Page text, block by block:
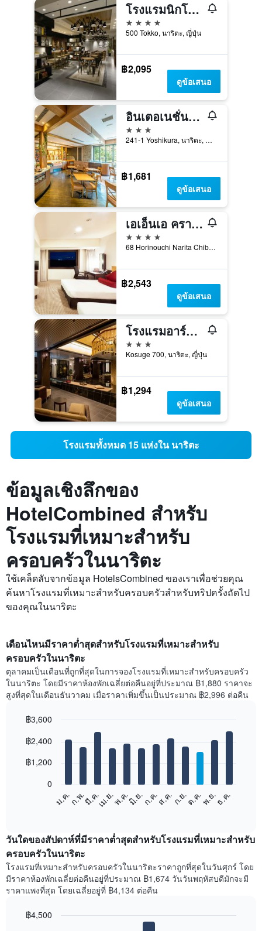
โรงแรมนิกโกะ นาริตะ
4 ดาว
500 Tokko, นาริตะ, ญี่ปุ่น
฿2,095
ดูข้อเสนอ
อินเตอเนชั่นแนล การ์เด้น โฮเท็ลนาริตะ
3 ดาว
241-1 Yoshikura, นาริตะ, ญี่ปุ่น
฿1,681
ดูข้อเสนอ
เอเอ็นเอ คราวน์พลาซ่า นาริตะ
4 ดาว
68 Horinouchi Narita Chiba, นาริตะ, ญี่ปุ่น
฿2,543
ดูข้อเสนอ
โรงแรมอาร์ต นาริตะ
3 ดาว
Kosuge 700, นาริตะ, ญี่ปุ่น
฿1,294
ดูข้อเสนอ
โรงแรมทั้งหมด 15 แห่งใน นาริตะ
ข้อมูลเชิงลึกของ
HotelCombined สำหรับ
โรงแรมที่เหมาะสำหรับ
ครอบครัวในนาริตะ
ใช้เคล็ดลับจากข้อมูล HotelsCombined ของเราเพื่อช่วยคุณ
ค้นหาโรงแรมที่เหมาะสำหรับครอบครัวสำหรับทริปครั้งถัดไป
ของคุณในนาริตะ
เดือนไหนมีราคาต่ำสุดสำหรับโรงแรมที่เหมาะสำหรับ
ครอบครัวในนาริตะ
ตุลาคมเป็นเดือนที่ถูกที่สุดในการจองโรงแรมที่เหมาะสำหรับครอบครัว
ในนาริตะ โดยมีราคาห้องพักเฉลี่ยต่อคืนอยู่ที่ประมาณ ฿1,880 ราคาจะ
สูงที่สุดในเดือนธันวาคม เมื่อราคาเพิ่มขึ้นเป็นประมาณ ฿2,996 ต่อคืน
chart
12
bars.
แสดง
ราคา
เฉลี่ย
ของ
ห้อง
พัก
แต่ละ
graphic.
ม.ค.ก.พ.มี.ค.เม.ย.พ.ค.มิ.ย.ก.ค.ส.ค.ก.ย.ต.ค.พ.ย.ธ.ค.
0
฿1,200
฿2,400
฿3,600
วันใดของสัปดาห์ที่มีราคาต่ำสุดสำหรับโรงแรมที่เหมาะสำหรับ
ครอบครัวในนาริตะ
โรงแรมที่เหมาะสำหรับครอบครัวในนาริตะราคาถูกที่สุดในวันศุกร์ โดย
มีราคาห้องพักเฉลี่ยต่อคืนอยู่ที่ประมาณ ฿1,674 วันวันพฤหัสบดีมักจะมี
ราคาแพงที่สุด โดยเฉลี่ยอยู่ที่ ฿4,134 ต่อคืน
฿4,500